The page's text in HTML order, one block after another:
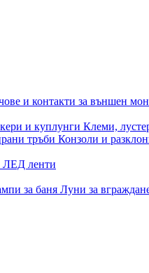
и контакти за външен
и куплунги Клеми,
тръби Конзоли и
ЛЕД ленти
за баня Луни за